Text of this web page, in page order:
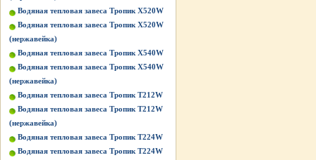
Водяная тепловая завеса Тропик X520W
Водяная тепловая завеса Тропик X520W
(нержавейка)
Водяная тепловая завеса Тропик X540W
Водяная тепловая завеса Тропик X540W
(нержавейка)
Водяная тепловая завеса Тропик Т212W
Водяная тепловая завеса Тропик Т212W
(нержавейка)
Водяная тепловая завеса Тропик Т224W
Водяная тепловая завеса Тропик Т224W